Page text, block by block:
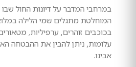
במרחבי המדבר על דיונות החול
המוחלטת מתגלים שמי הלילה
בכוכבים זוהרים, ערפיליות,
עלומות, ניתן להבין את ההבטחה
אבינו.